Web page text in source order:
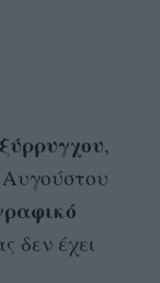
,
δεν έχει